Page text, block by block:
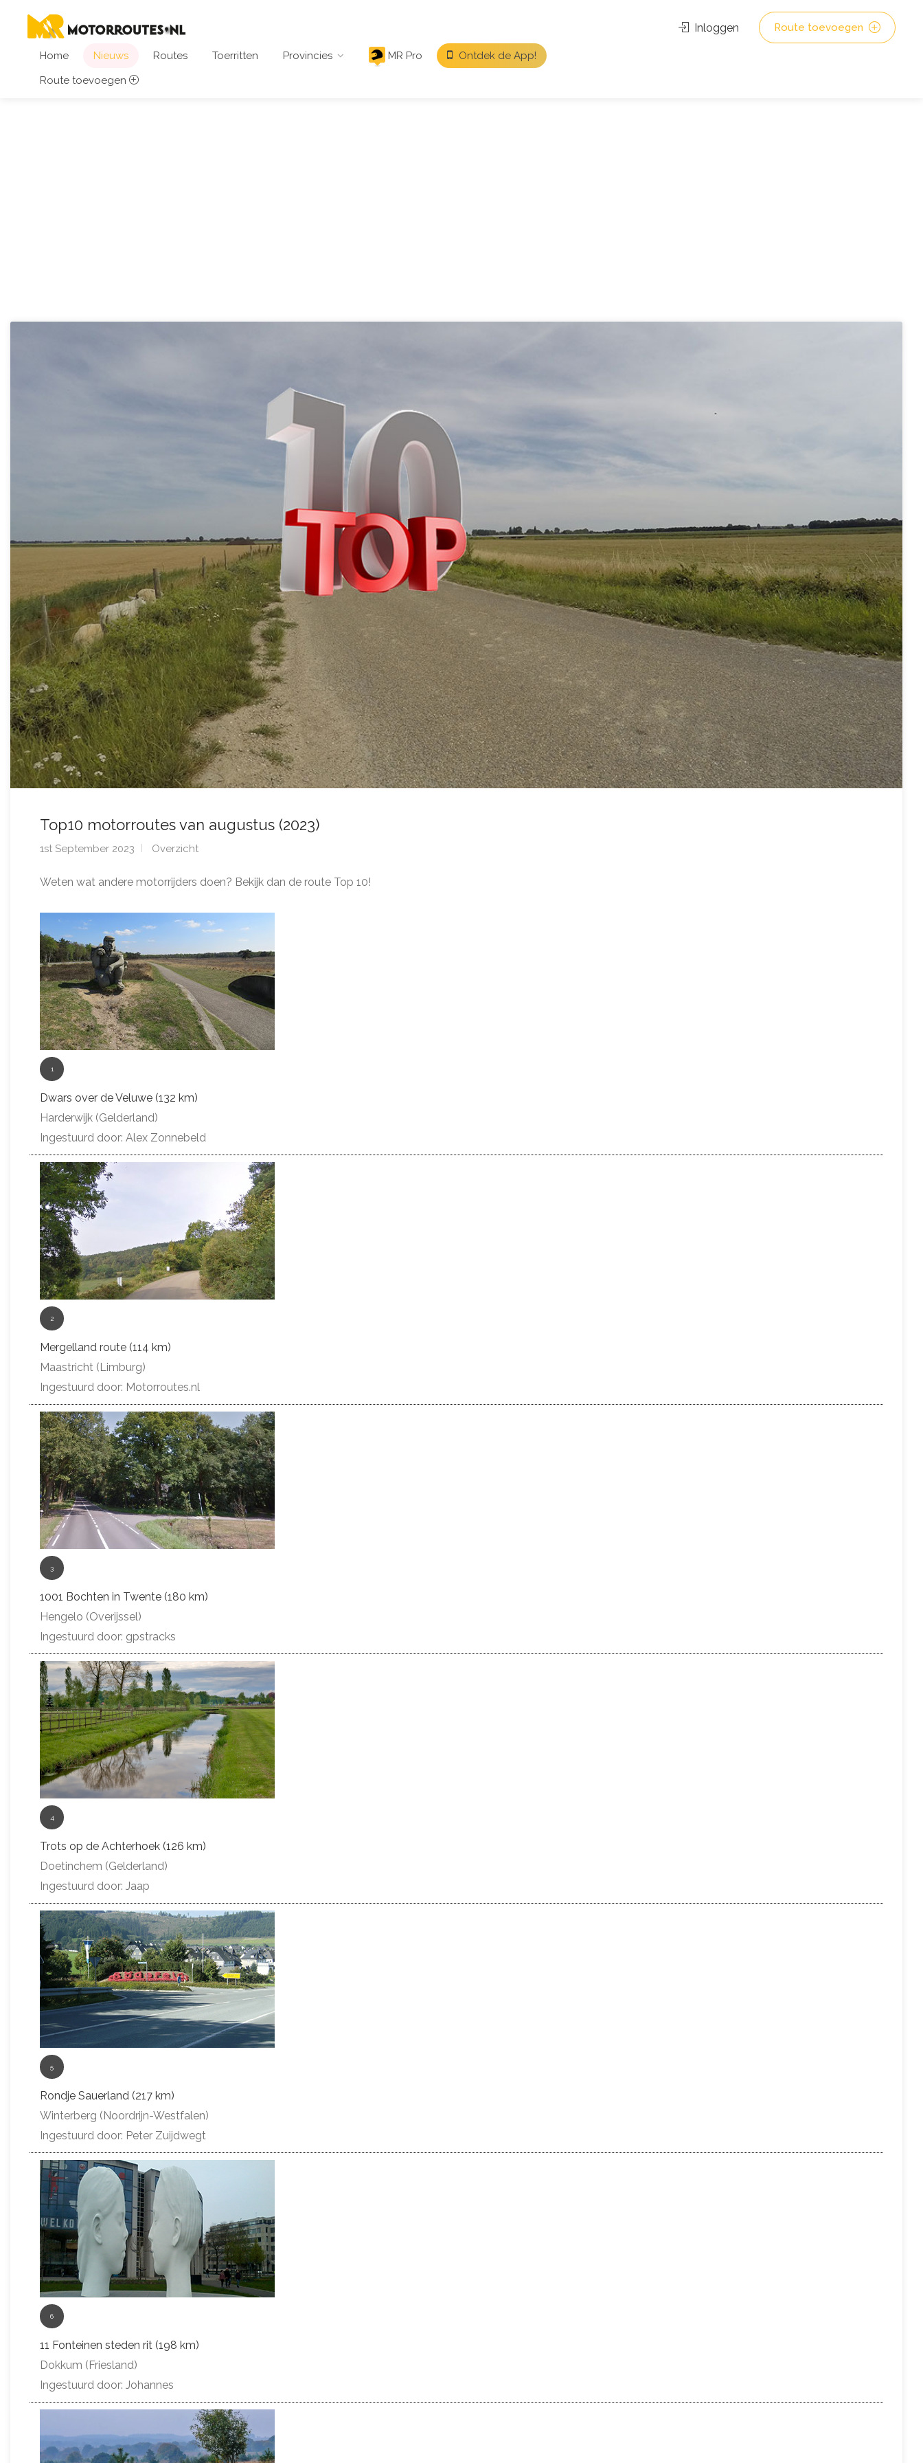
Home Nieuws Routes Toerritten Provincies MR Pro
Ontdek de App!
Route toevoegen
Inloggen Route toevoegen
Top10 motorroutes van augustus (2023)
1st September 2023 Overzicht
Weten wat andere motorrijders doen? Bekijk dan de route Top 10!
1
Dwars over de Veluwe (132 km)
Harderwijk (Gelderland)
Ingestuurd door: Alex Zonnebeld
2
Mergelland route (114 km)
Maastricht (Limburg)
Ingestuurd door: Motorroutes.nl
3
1001 Bochten in Twente (180 km)
Hengelo (Overijssel)
Ingestuurd door: gpstracks
4
Trots op de Achterhoek (126 km)
Doetinchem (Gelderland)
Ingestuurd door: Jaap
5
Rondje Sauerland (217 km)
Winterberg (Noordrijn-Westfalen)
Ingestuurd door: Peter Zuijdwegt
6
11 Fonteinen steden rit (198 km)
Dokkum (Friesland)
Ingestuurd door: Johannes